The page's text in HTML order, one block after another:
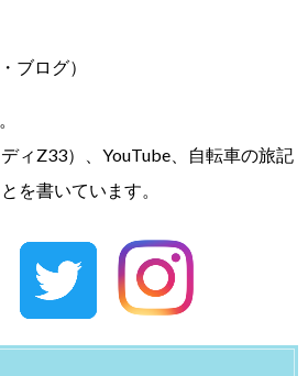
ブログ）
ィZ33）、YouTube、自転車の旅記
を書いています。